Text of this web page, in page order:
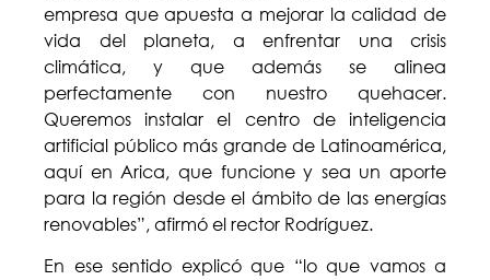
empresa que apuesta a mejorar la calidad de
vida del planeta, a enfrentar una crisis
climática, y que además se alinea
perfectamente con nuestro quehacer.
Queremos instalar el centro de inteligencia
artificial público más grande de Latinoamérica,
aquí en Arica, que funcione y sea un aporte
para la región desde el ámbito de las energías
renovables”, afirmó el rector Rodríguez.
En ese sentido explicó que “lo que vamos a